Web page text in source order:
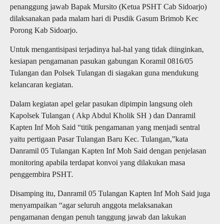
penanggung jawab Bapak Mursito (Ketua PSHT Cab Sidoarjo)
dilaksanakan pada malam hari di Pusdik Gasum Brimob Kec
Porong Kab Sidoarjo.
Untuk mengantisipasi terjadinya hal-hal yang tidak diinginkan,
kesiapan pengamanan pasukan gabungan Koramil 0816/05
Tulangan dan Polsek Tulangan di siagakan guna mendukung
kelancaran kegiatan.
Dalam kegiatan apel gelar pasukan dipimpin langsung oleh
Kapolsek Tulangan ( Akp Abdul Kholik SH ) dan Danramil
Kapten Inf Moh Said “titik pengamanan yang menjadi sentral
yaitu pertigaan Pasar Tulangan Baru Kec. Tulangan,”kata
Danramil 05 Tulangan Kapten Inf Moh Said dengan penjelasan
monitoring apabila terdapat konvoi yang dilakukan masa
penggembira PSHT.
Disamping itu, Danramil 05 Tulangan Kapten Inf Moh Said juga
menyampaikan “agar seluruh anggota melaksanakan
pengamanan dengan penuh tanggung jawab dan lakukan